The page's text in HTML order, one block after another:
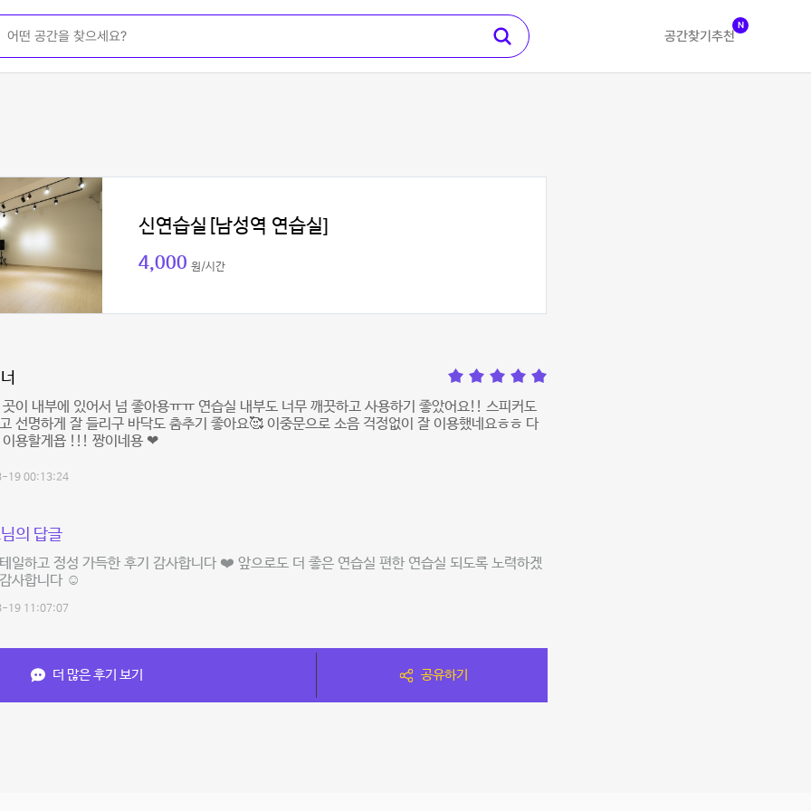
공간찾기 추천
N
신연습실[남성역 연습실]
4,000 원/시간
이 내부에 있어서 넘 좋아용ㅠㅠ 연습실 내부도 너무 깨끗하고 사용하기 좋았어요!! 스피커도
선명하게 잘 들리구 바닥도 춤추기 좋아요🥰 이중문으로 소음 걱정없이 잘 이용했네요ㅎㅎ 다
이용할게욥 !!! 짱이네용 ❤
19 00:13:24
의 답글
일하고 정성 가득한 후기 감사합니다 ❤️ 앞으로도 더 좋은 연습실 편한 연습실 되도록 노력하겠
사합니다 ☺️
19 11:07:07
더 많은 후기 보기 공유하기